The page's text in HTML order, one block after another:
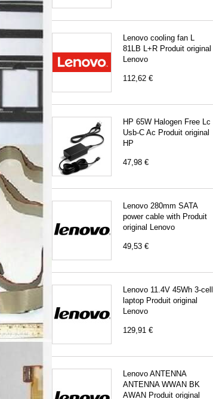
Lenovo cooling fan L
81LB L+R Produit original
Lenovo
112,62 €
HP 65W Halogen Free Lc
Usb-C Ac Produit original
HP
47,98 €
Lenovo 280mm SATA
power cable with Produit
original Lenovo
49,53 €
Lenovo 11.4V 45Wh 3-cell
laptop Produit original
Lenovo
129,91 €
Lenovo ANTENNA
ANTENNA WWAN BK
AWAN Produit original